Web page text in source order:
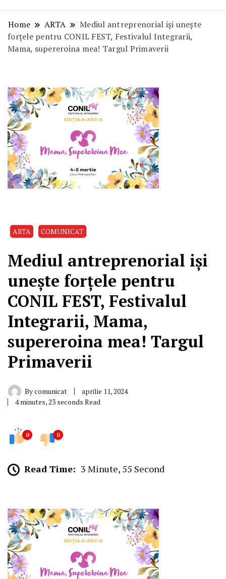
Home ARTA
Mediul antreprenorial iși unește
forțele pentru CONIL FEST, Festivalul Integrarii,
Mama, supereroina mea! Targul Primaverii
ARTA COMUNICAT
Mediul antreprenorial iși
unește forțele pentru
CONIL FEST, Festivalul
Integrarii, Mama,
supereroina mea! Targul
Primaverii
Bycomunicat
aprilie 11, 2024
4 minutes, 23 seconds Read
0 0
Read Time: 3 Minute, 55 Second